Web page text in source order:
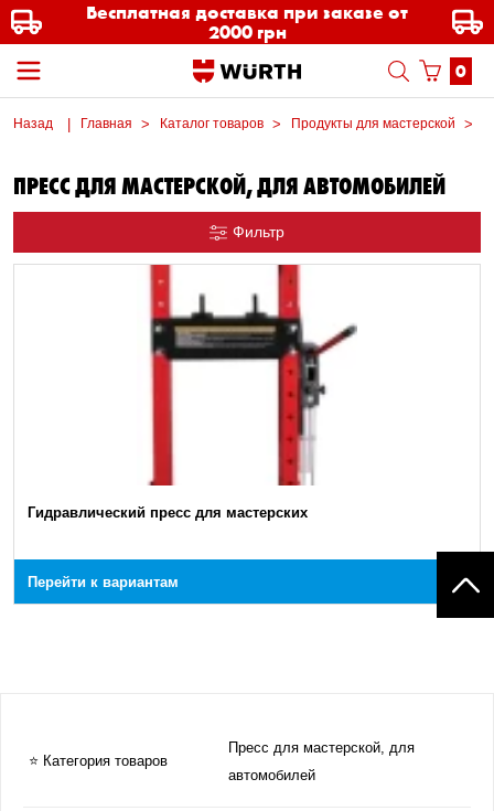
Бесплатная доставка при заказе от
2000 грн
0
Назад Главная Каталог товаров Продукты для мастерской
ПРЕСС ДЛЯ МАСТЕРСКОЙ, ДЛЯ АВТОМОБИЛЕЙ
Фильтр
Гидравлический пресс для мастерских
Перейти к вариантам
⭐ Категория товаров
Пресс для мастерской, для
автомобилей